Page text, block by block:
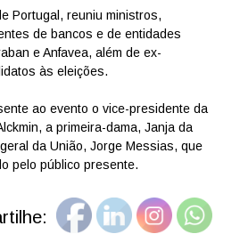
Portugal, reuniu ministros,
de bancos e de entidades
e Anfavea, além de ex-
às eleições.
ao evento o vice-presidente da
a primeira-dama, Janja da
da União, Jorge Messias, que
pelo público presente.